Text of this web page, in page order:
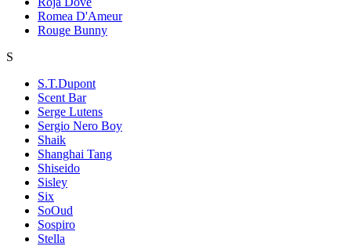
Romea D'Ameur
Rouge Bunny
S
S.T.Dupont
Scent Bar
Serge Lutens
Sergio Nero Boy
Shaik
Shanghai Tang
Shiseido
Sisley
Six
SoOud
Sospiro
Stella